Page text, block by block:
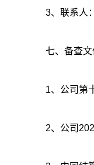
3、联系人
七、备查文
1、公司第
2、公司